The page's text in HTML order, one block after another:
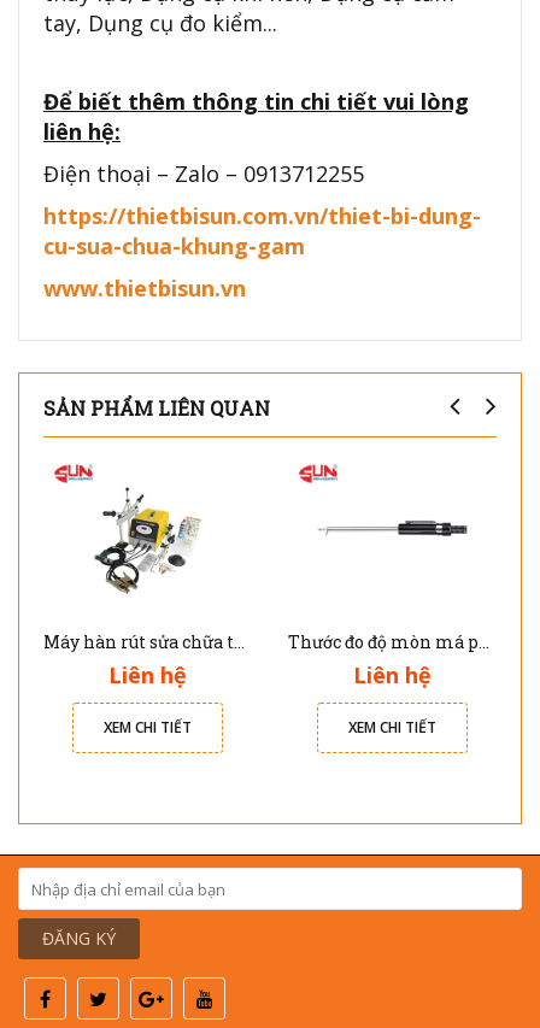
tay, Dụng cụ đo kiểm...
Để biết thêm thông tin chi tiết vui lòng
liên hệ:
Điện thoại – Zalo – 0913712255
https://thietbisun.com.vn/thiet-bi-dung-
cu-sua-chua-khung-gam
www.thietbisun.vn
SẢN PHẨM LIÊN QUAN
Máy hàn rút sửa chữa thân vỏ nhôm xe ô tô Solary AL7E
Liên hệ
XEM CHI TIẾT
Thước đo độ mòn má phanh JTC 4564
Liên hệ
XEM CHI TIẾT
ĐĂNG KÝ